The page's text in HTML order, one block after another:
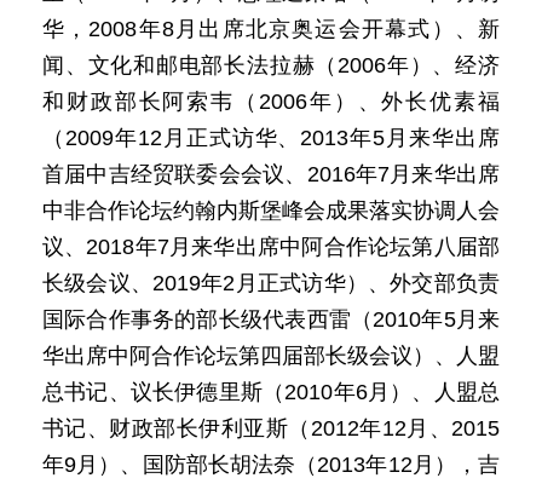
华，2008年8月出席北京奥运会开幕式）、新
闻、文化和邮电部长法拉赫（2006年）、经济
和财政部长阿索韦（2006年）、外长优素福
（2009年12月正式访华、2013年5月来华出席
首届中吉经贸联委会会议、2016年7月来华出席
中非合作论坛约翰内斯堡峰会成果落实协调人会
议、2018年7月来华出席中阿合作论坛第八届部
长级会议、2019年2月正式访华）、外交部负责
国际合作事务的部长级代表西雷（2010年5月来
华出席中阿合作论坛第四届部长级会议）、人盟
总书记、议长伊德里斯（2010年6月）、人盟总
书记、财政部长伊利亚斯（2012年12月、2015
年9月）、国防部长胡法奈（2013年12月），吉